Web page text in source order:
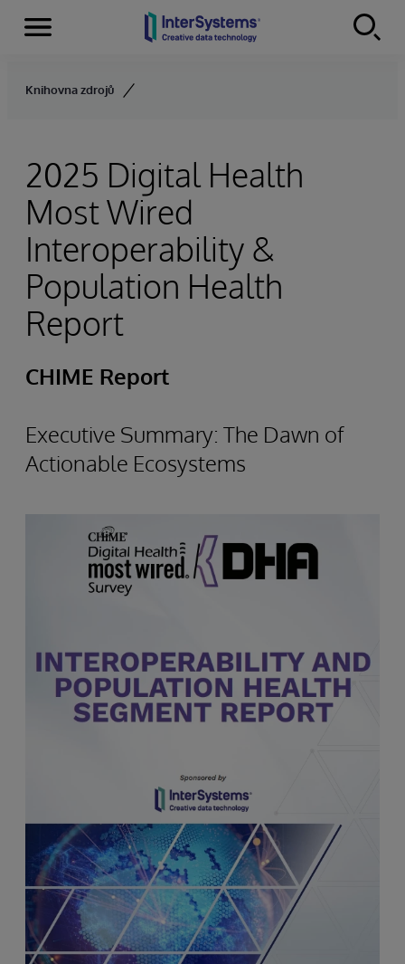
Skip to content
Menu
Knihovna zdrojů
2025 Digital Health
Most Wired
Interoperability &
Population Health
Report
CHIME Report
Executive Summary: The Dawn of
Actionable Ecosystems